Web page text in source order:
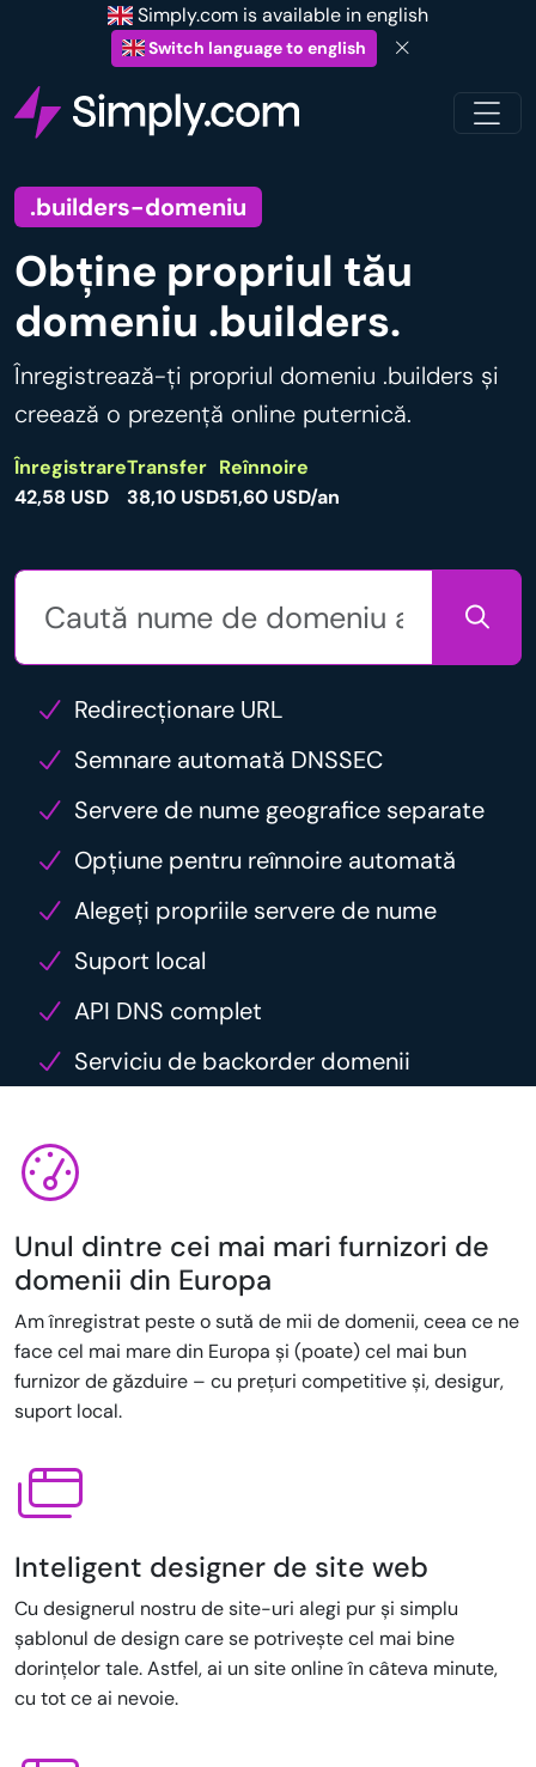
Simply.com is available in english
Switch language to english
.builders-domeniu
Obține propriul tău
domeniu .builders.
Înregistrează-ți propriul domeniu .builders și
creează o prezență online puternică.
Înregistrare
42,58 USD
Transfer
38,10 USD
Reînnoire
51,60 USD/an
Redirecționare URL
Semnare automată DNSSEC
Servere de nume geografice separate
Opțiune pentru reînnoire automată
Alegeți propriile servere de nume
Suport local
API DNS complet
Serviciu de backorder domenii
Unul dintre cei mai mari furnizori de
domenii din Europa
Am înregistrat peste o sută de mii de domenii, ceea ce ne
face cel mai mare din Europa și (poate) cel mai bun
furnizor de găzduire – cu prețuri competitive și, desigur,
suport local.
Inteligent designer de site web
Cu designerul nostru de site-uri alegi pur și simplu
șablonul de design care se potrivește cel mai bine
dorințelor tale. Astfel, ai un site online în câteva minute,
cu tot ce ai nevoie.